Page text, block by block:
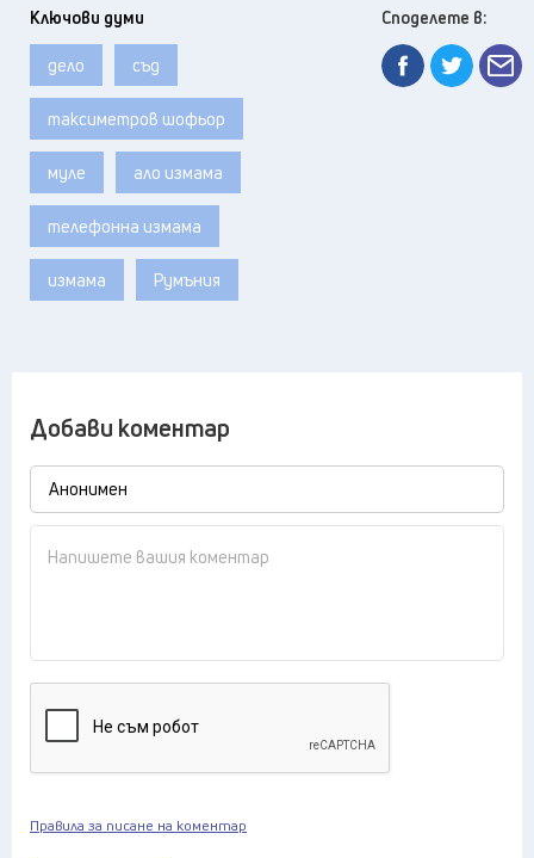
Ключови думи
дело съд
таксиметров шофьор
муле ало измама
телефонна измама
измама Румъния
Споделете в:
Добави коментар
Правила за писане на коментар